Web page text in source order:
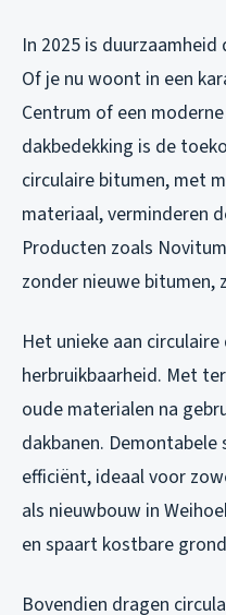
In 2025 is
Of je nu woont in een
Centrum of een
dakbedekking is de
circulaire bitumen, met
materiaal, verminderen
Producten zoals
zonder nieuwe bitumen,
Het unieke aan circulaire
herbruikbaarheid. Met
oude materialen na
dakbanen.
efficiënt, ideaal voor
als nieuwbouw in
en spaart kostbare
Bovendien dragen